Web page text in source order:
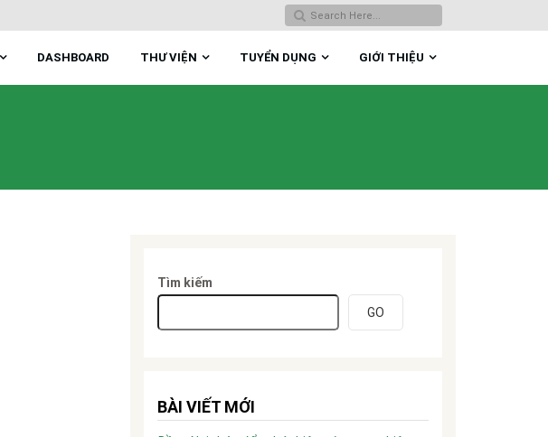
DASHBOARD THƯ VIỆN TUYỂN DỤNG GIỚI THIỆU
Tìm kiếm
GO
BÀI VIẾT MỚI